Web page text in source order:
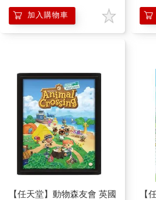
加入購物車
【任天堂】動物森友會 英國
【